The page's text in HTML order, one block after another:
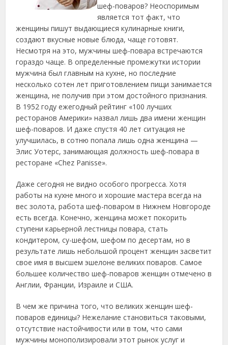
шеф-поваров? Неоспоримым
является тот факт, что
женщины пишут выдающиеся кулинарные книги,
создают вкусные новые блюда, чаще готовят.
Несмотря на это, мужчины шеф-повара встречаются
гораздо чаще. В определенные промежутки истории
мужчина был главным на кухне, но последние
несколько сотен лет приготовлением пищи занимается
женщина, не получив при этом достойного признания.
В 1952 году ежегодный рейтинг «100 лучших
ресторанов Америки» назвал лишь два имени женщин
шеф-поваров. И даже спустя 40 лет ситуация не
улучшилась, в сотню попала лишь одна женщина —
Элис Уотерс, занимающая должность шеф-повара в
ресторане «Chez Panisse».
Даже сегодня не видно особого прогресса. Хотя
работы на кухне много и хорошие мастера всегда на
вес золота, работа шеф-поваром в Нижнем Новгороде
есть всегда. Конечно, женщина может покорить
ступени карьерной лестницы повара, стать
кондитером, су-шефом, шефом по десертам, но в
результате лишь небольшой процент женщин засветит
свое имя в высшем эшелоне великих поваров. Самое
большее количество шеф-поваров женщин отмечено в
Англии, Франции, Израиле и США.
В чем же причина того, что великих женщин шеф-
поваров единицы? Нежелание становиться таковыми,
отсутствие настойчивости или в том, что сами
мужчины монополизировали этот рынок услуг и